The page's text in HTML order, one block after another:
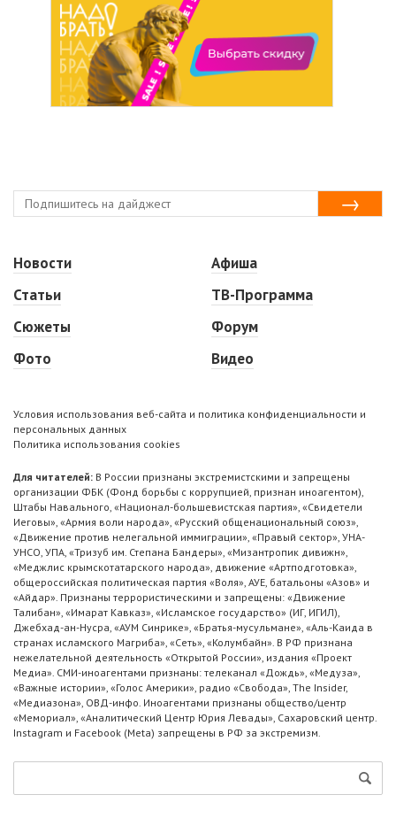
Новости
Статьи
Сюжеты
Фото
Афиша
ТВ-Программа
Форум
Видео
Условия использования веб-сайта и политика конфиденциальности и
персональных данных
Политика использования cookies
Для читателей: В России признаны экстремистскими и запрещены
организации ФБК (Фонд борьбы с коррупцией, признан иноагентом),
Штабы Навального, «Национал-большевистская партия», «Свидетели
Иеговы», «Армия воли народа», «Русский общенациональный союз»,
«Движение против нелегальной иммиграции», «Правый сектор», УНА-
УНСО, УПА, «Тризуб им. Степана Бандеры», «Мизантропик дивижн»,
«Меджлис крымскотатарского народа», движение «Артподготовка»,
общероссийская политическая партия «Воля», АУЕ, батальоны «Азов» и
«Айдар». Признаны террористическими и запрещены: «Движение
Талибан», «Имарат Кавказ», «Исламское государство» (ИГ, ИГИЛ),
Джебхад-ан-Нусра, «АУМ Синрике», «Братья-мусульмане», «Аль-Каида в
странах исламского Магриба», «Сеть», «Колумбайн». В РФ признана
нежелательной деятельность «Открытой России», издания «Проект
Медиа». СМИ-иноагентами признаны: телеканал «Дождь», «Медуза»,
«Важные истории», «Голос Америки», радио «Свобода», The Insider,
«Медиазона», ОВД-инфо. Иноагентами признаны общество/центр
«Мемориал», «Аналитический Центр Юрия Левады», Сахаровский центр.
Instagram и Facebook (Metа) запрещены в РФ за экстремизм.